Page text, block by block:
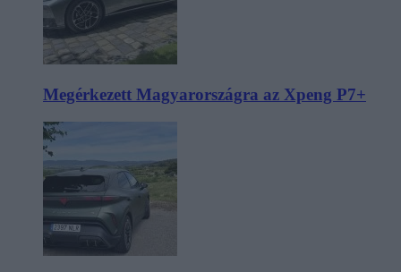
Megérkezett Magyarországra az Xpeng P7+